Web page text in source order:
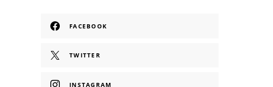
FACEBOOK
TWITTER
INSTAGRAM